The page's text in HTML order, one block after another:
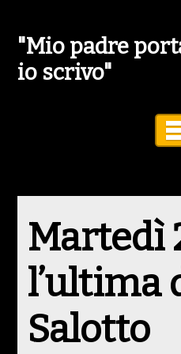
"Mio padre
io scrivo"
Martedì
l’ultima
Salotto